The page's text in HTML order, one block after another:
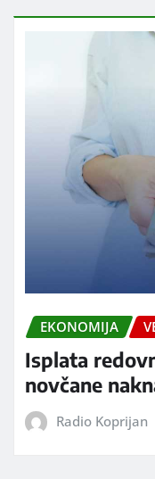
EKONOMIJA
Isplata
novčane
Radio Koprijan